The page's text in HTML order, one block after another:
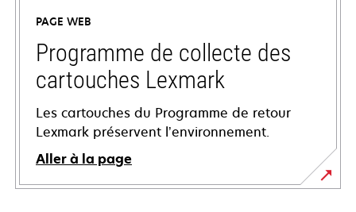
nouvel
onglet
PAGE WEB
Programme de collecte des
cartouches Lexmark
Les cartouches du Programme de retour
Lexmark préservent l’environnement.
Aller à la page